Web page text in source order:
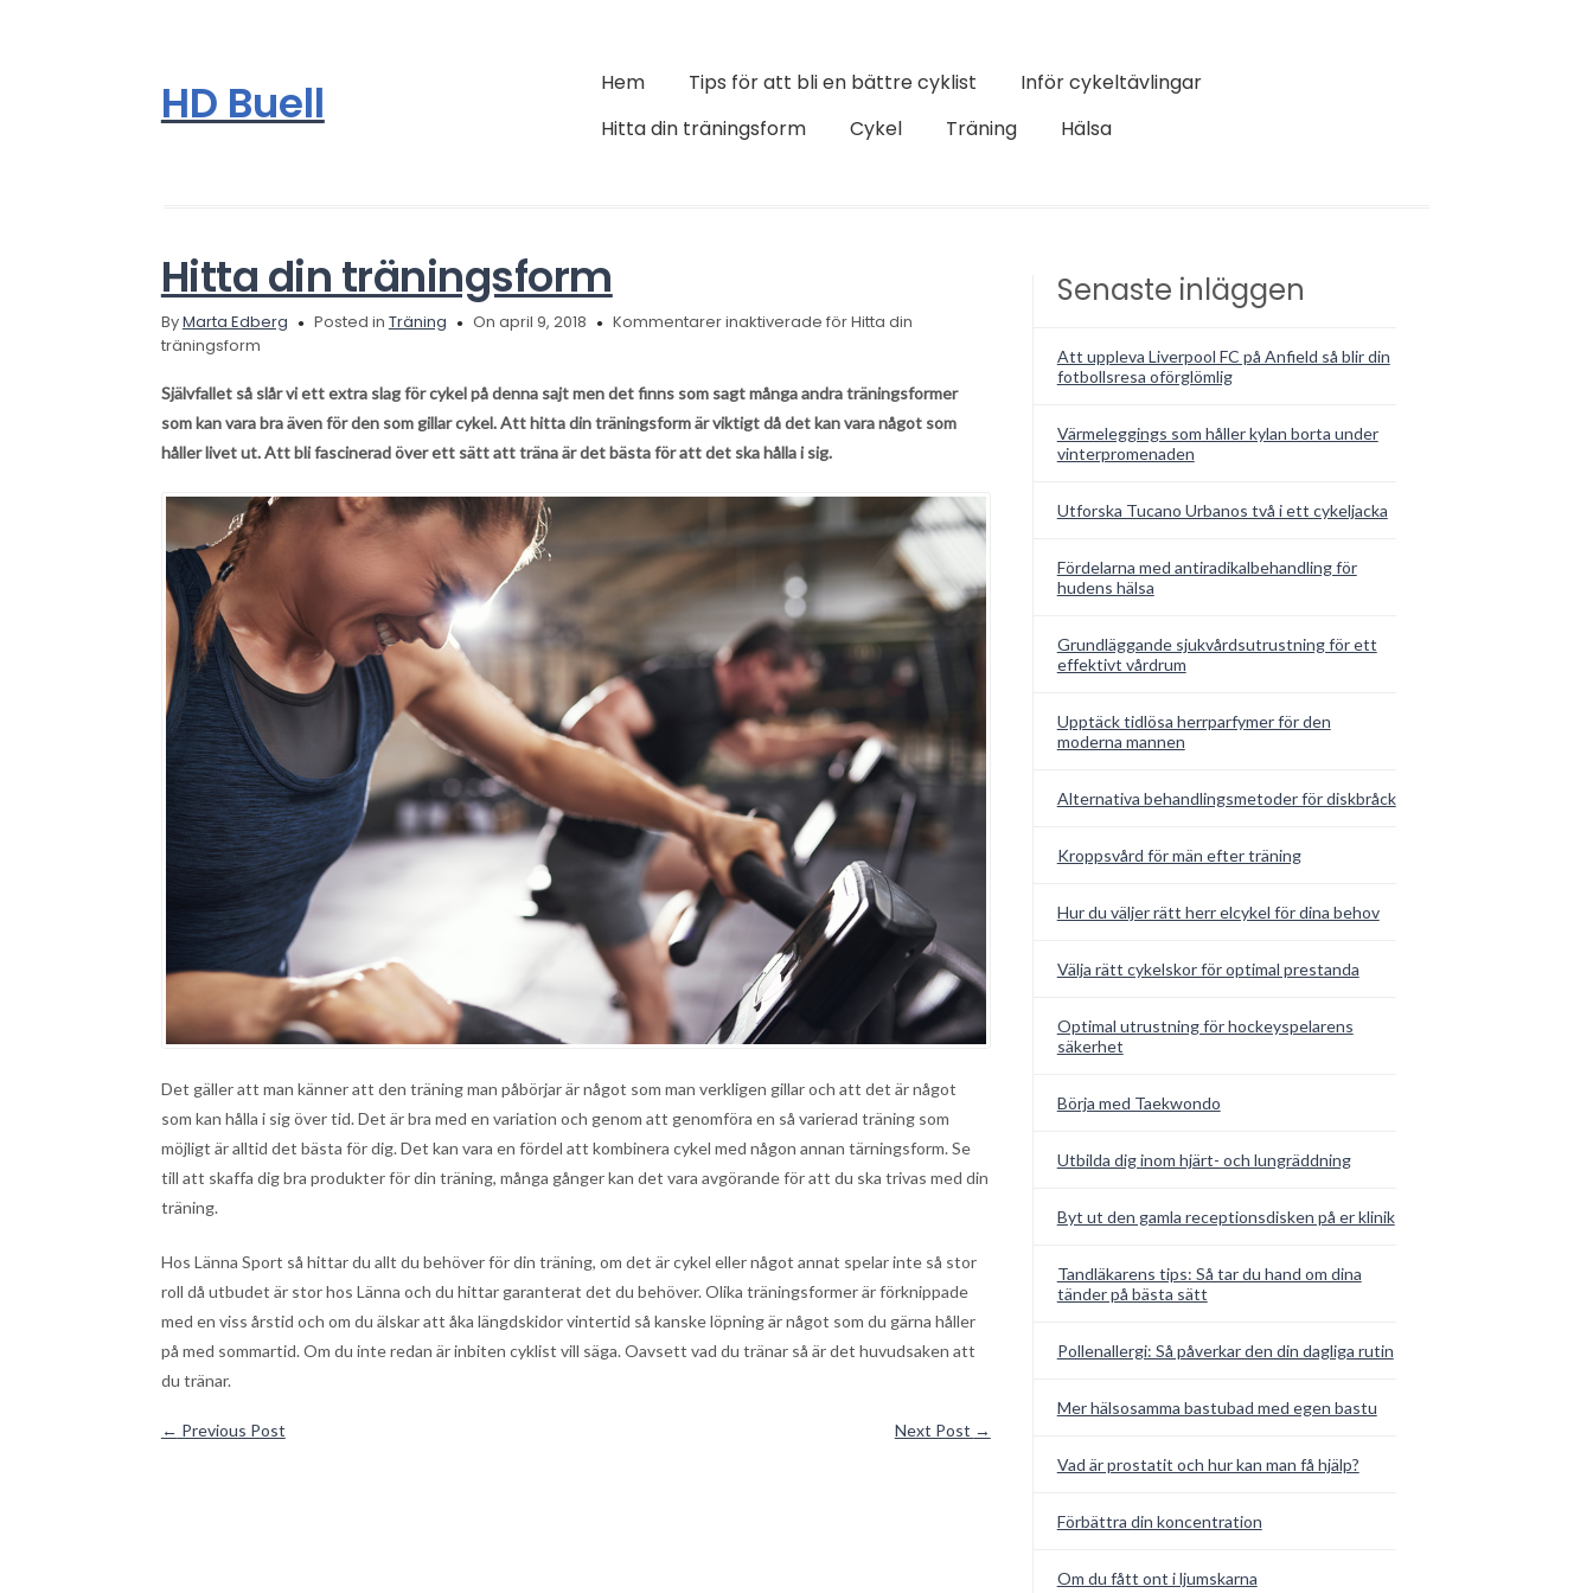
HD Buell Hem Tips för att bli en bättre cyklist
Inför cykeltävlingar
Hitta din träningsform
Cykel Träning Hälsa
Hitta din träningsform
ByMarta Edberg Posted in Träning On april 9, 2018 Kommentarer inaktiverade för Hitta din
träningsform
Självfallet så slår vi ett extra slag för cykel på denna sajt men det finns som sagt många andra träningsformer
som kan vara bra även för den som gillar cykel. Att hitta din träningsform är viktigt då det kan vara något som
håller livet ut. Att bli fascinerad över ett sätt att träna är det bästa för att det ska hålla i sig.
Det gäller att man känner att den träning man påbörjar är något som man verkligen gillar och att det är något
som kan hålla i sig över tid. Det är bra med en variation och genom att genomföra en så varierad träning som
möjligt är alltid det bästa för dig. Det kan vara en fördel att kombinera cykel med någon annan tärningsform. Se
till att skaffa dig bra produkter för din träning, många gånger kan det vara avgörande för att du ska trivas med din
träning.
Hos Länna Sport så hittar du allt du behöver för din träning, om det är cykel eller något annat spelar inte så stor
roll då utbudet är stor hos Länna och du hittar garanterat det du behöver. Olika träningsformer är förknippade
med en viss årstid och om du älskar att åka längdskidor vintertid så kanske löpning är något som du gärna håller
på med sommartid. Om du inte redan är inbiten cyklist vill säga. Oavsett vad du tränar så är det huvudsaken att
du tränar.
← Previous Post Next Post →
Senaste inläggen
Att uppleva Liverpool FC på Anfield så blir din
fotbollsresa oförglömlig
Värmeleggings som håller kylan borta under
vinterpromenaden
Utforska Tucano Urbanos två i ett cykeljacka
Fördelarna med antiradikalbehandling för
hudens hälsa
Grundläggande sjukvårdsutrustning för ett
effektivt vårdrum
Upptäck tidlösa herrparfymer för den
moderna mannen
Alternativa behandlingsmetoder för diskbråck
Kroppsvård för män efter träning
Hur du väljer rätt herr elcykel för dina behov
Välja rätt cykelskor för optimal prestanda
Optimal utrustning för hockeyspelarens
säkerhet
Börja med Taekwondo
Utbilda dig inom hjärt- och lungräddning
Byt ut den gamla receptionsdisken på er klinik
Tandläkarens tips: Så tar du hand om dina
tänder på bästa sätt
Pollenallergi: Så påverkar den din dagliga rutin
Mer hälsosamma bastubad med egen bastu
Vad är prostatit och hur kan man få hjälp?
Förbättra din koncentration
Om du fått ont i ljumskarna